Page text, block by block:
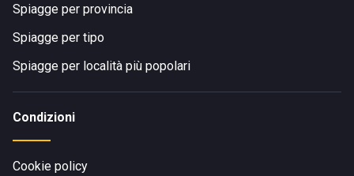
Spiagge per provincia
Spiagge per tipo
Spiagge per località più popolari
Condizioni
Cookie policy